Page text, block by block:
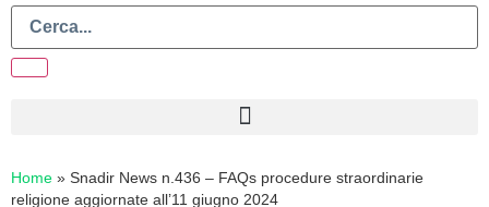
Home » Snadir News n.436 – FAQs procedure straordinarie
religione aggiornate all’11 giugno 2024